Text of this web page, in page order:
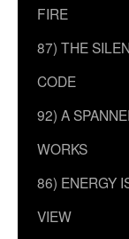
FIRE
87) THE
CODE
92) A
WORKS
86) ENERGY
VIEW